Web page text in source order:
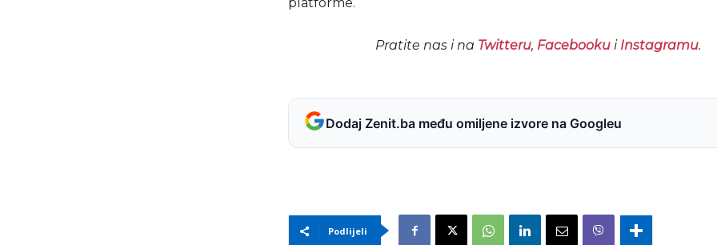
platforme.
Pratite nas i na Twitteru, Facebookui Instagramu.
Dodaj Zenit.ba među omiljene izvore na Googleu
Podlijeli